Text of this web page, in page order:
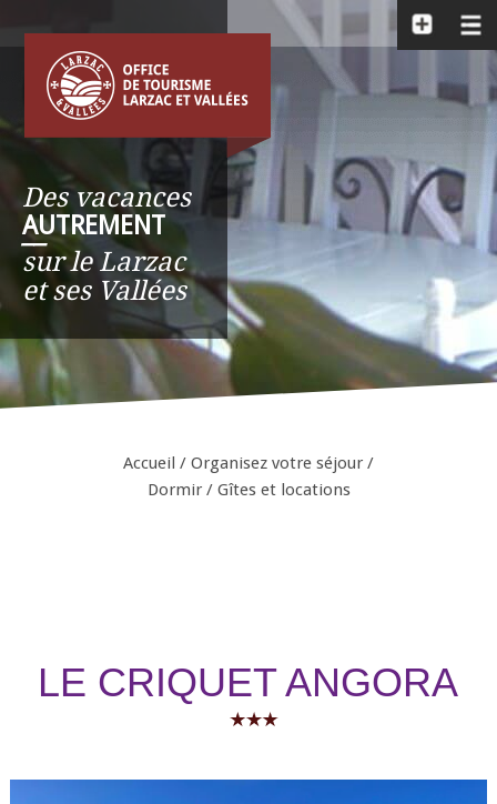
Des vacances
AUTREMENT
__
sur le Larzac
et ses Vallées
Accueil / Organisez votre séjour /
Dormir/ Gîtes et locations
LE CRIQUET ANGORA